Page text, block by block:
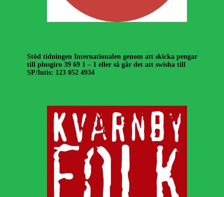
Stöd tidningen Internationalen genom att skicka pengar
till plusgiro 39 69 1 – 1 eller så går det att swisha till
SP/Intis: 123 052 4934